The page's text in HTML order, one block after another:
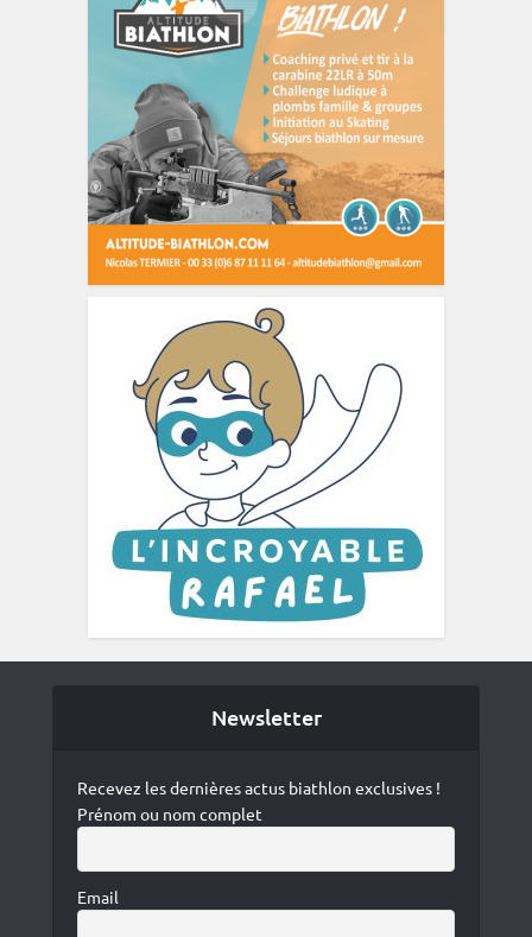
Newsletter
Recevez les dernières actus biathlon exclusives !
Prénom ou nom complet
Email